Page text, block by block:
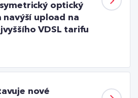
optický
navýší upload na
VDSL tarifu
nové